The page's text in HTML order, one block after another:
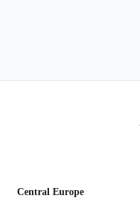
Central Europe